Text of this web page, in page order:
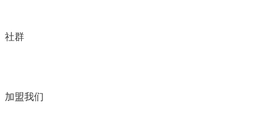
社群
加盟我们